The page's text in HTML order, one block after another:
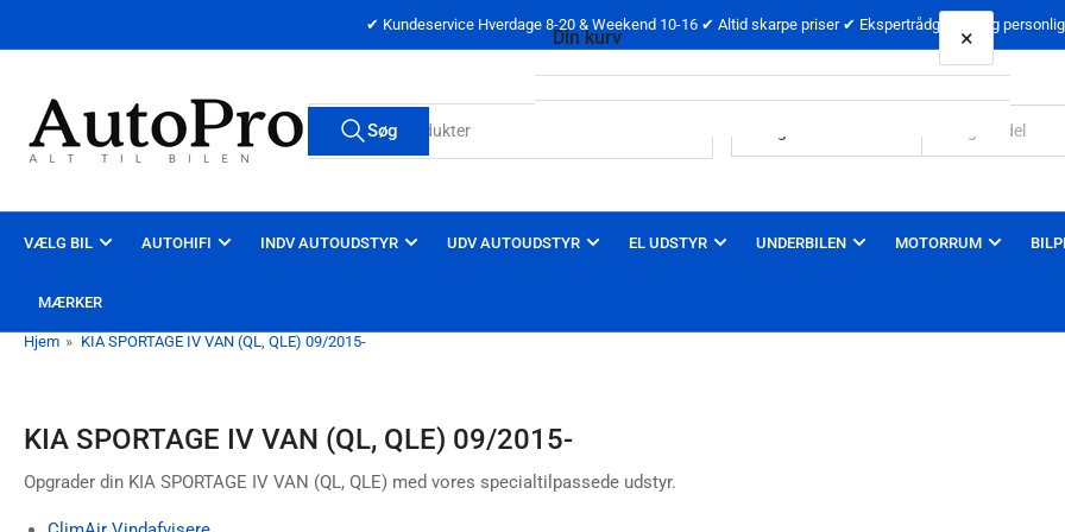
✔ Kundeservice Hverdage 8-20 & Weekend 10-16 ✔ Altid skarpe priser ✔ Ekspertrådgivning og
Søg
efter
produkter
Søg
VÆLG BIL AUTOHIFI INDV AUTOUDSTYR UDV AUTOUDSTYR EL UDSTYR UNDERBILEN MOTORRUM
MÆRKER
Hjem » KIA SPORTAGE IV VAN (QL, QLE) 09/2015-
KIA SPORTAGE IV VAN (QL, QLE) 09/2015-
Opgrader din KIA SPORTAGE IV VAN (QL, QLE) med vores specialtilpassede udstyr.
Din kurv ×
Din kurv er tom